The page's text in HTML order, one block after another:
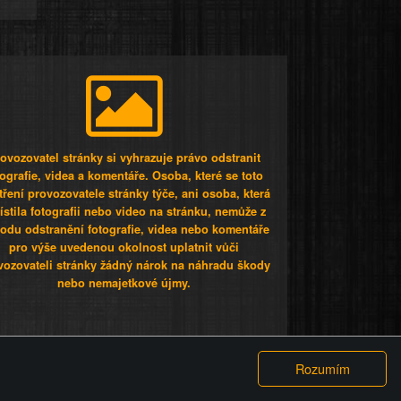
stránky si vyhrazuje právo odstranit
videa a komentáře. Osoba, které se toto
provozovatele stránky týče, ani osoba, která
fotografii nebo video na stránku, nemůže z
odstranění fotografie, videa nebo komentáře
pro výše uvedenou okolnost uplatnit vůči
stránky žádný nárok na náhradu škody
nebo nemajetkové újmy.